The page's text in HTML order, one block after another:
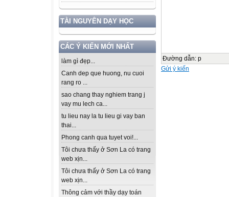
TÀI NGUYÊN DẠY HỌC
CÁC Ý KIẾN MỚI NHẤT
làm gì đẹp...
Canh dep que huong, nu cuoi
rang ro ...
sao chang thay nghiem trang j
vay mu lech ca...
tu lieu nay la tu lieu gi vay ban
thai...
Phong canh qua tuyet voi!...
Tôi chưa thấy ở Sơn La có trang
web xịn...
Tôi chưa thấy ở Sơn La có trang
web xịn...
Thông cảm với thầy dạy toán
Đường dẫn: p
Gửi ý kiến